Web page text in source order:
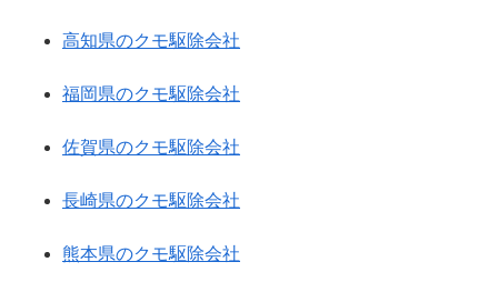
高知県のクモ駆除会社
福岡県のクモ駆除会社
佐賀県のクモ駆除会社
長崎県のクモ駆除会社
熊本県のクモ駆除会社